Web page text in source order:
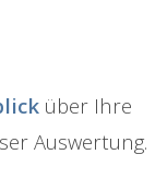
über Ihre
Auswertung.